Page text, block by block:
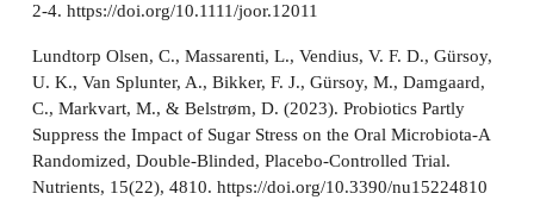
2-4. https://doi.org/10.1111/joor.12011
Lundtorp Olsen, C., Massarenti, L., Vendius, V. F. D., Gürsoy,
U. K., Van Splunter, A., Bikker, F. J., Gürsoy, M., Damgaard,
C., Markvart, M., & Belstrøm, D. (2023). Probiotics Partly
Suppress the Impact of Sugar Stress on the Oral Microbiota-A
Randomized, Double-Blinded, Placebo-Controlled Trial.
Nutrients, 15(22), 4810. https://doi.org/10.3390/nu15224810